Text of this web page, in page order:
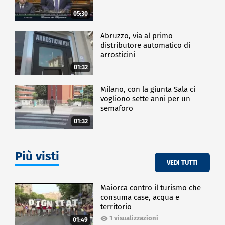
05:30
01:32
Abruzzo, via al primo
distributore automatico di
arrosticini
01:32
Milano, con la giunta Sala ci
vogliono sette anni per un
semaforo
Più visti VEDI TUTTI
01:49
Maiorca contro il turismo che
consuma case, acqua e
territorio
1 visualizzazioni